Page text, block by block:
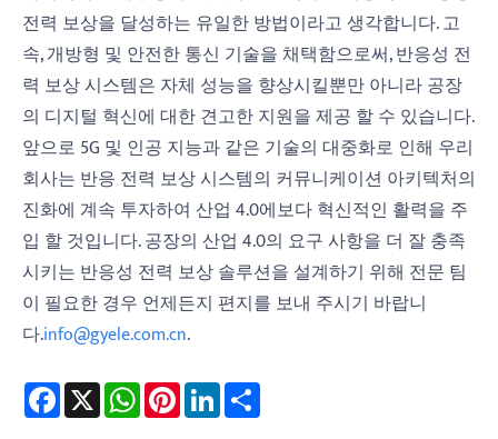
전력 보상을 달성하는 유일한 방법이라고 생각합니다. 고
속, 개방형 및 안전한 통신 기술을 채택함으로써, 반응성 전
력 보상 시스템은 자체 성능을 향상시킬뿐만 아니라 공장
의 디지털 혁신에 대한 견고한 지원을 제공 할 수 있습니다.
앞으로 5G 및 인공 지능과 같은 기술의 대중화로 인해 우리
회사는 반응 전력 보상 시스템의 커뮤니케이션 아키텍처의
진화에 계속 투자하여 산업 4.0에보다 혁신적인 활력을 주
입 할 것입니다. 공장의 산업 4.0의 요구 사항을 더 잘 충족
시키는 반응성 전력 보상 솔루션을 설계하기 위해 전문 팀
이 필요한 경우 언제든지 편지를 보내 주시기 바랍니
다.info@gyele.com.cn.
Facebook WhatsAppPinterestLinkedIn